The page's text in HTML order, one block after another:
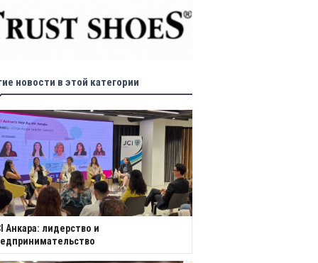
новости в этой категории
Анкара: лидерство и